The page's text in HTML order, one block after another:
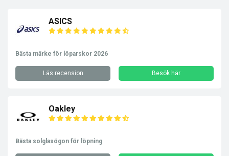
ASICS
Bästa märke för löparskor 2026
Läs recension Besök här
Oakley
Bästa solglasögon för löpning